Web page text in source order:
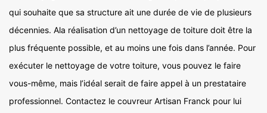
qui souhaite que sa structure ait une durée de vie de plusieurs
décennies. Ala réalisation d’un nettoyage de toiture doit être la
plus fréquente possible, et au moins une fois dans l’année. Pour
exécuter le nettoyage de votre toiture, vous pouvez le faire
vous-même, mais l’idéal serait de faire appel à un prestataire
professionnel. Contactez le couvreur Artisan Franck pour lui